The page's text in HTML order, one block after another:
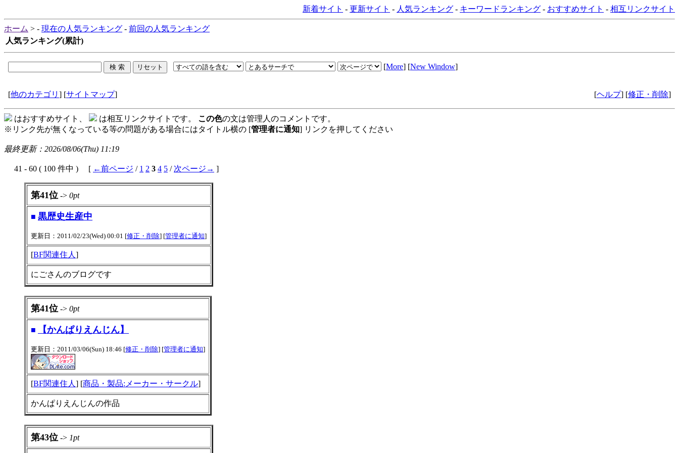
新着サイト - 更新サイト - 人気ランキング - キーワードランキング - おすすめサイト - 相互リンクサイト
ホーム > - 現在の人気ランキング - 前回の人気ランキング
人気ランキング(累計)
[More] [New Window]
[他のカテゴリ ] [サイトマップ] [ヘルプ] [修正・削除]
はおすすめサイト、 は相互リンクサイトです。 この色の文は管理人のコメントです。
※リンク先が無くなっている等の問題がある場合にはタイトル横の [管理者に通知] リンクを押してください
最終更新：2026/08/06(Thu) 11:19
41 - 60 ( 100 件中 ) [ ←前ページ / 1 2 3 4 5 / 次ページ→ ]
第41位 -> 0pt
■ 黒歴史生産中
更新日：2011/02/23(Wed) 00:01 [修正・削除] [管理者に通知]
[BF関連住人 ]
にごさんのブログです
第41位 -> 0pt
■ 【かんぱりえんじん】
更新日：2011/03/06(Sun) 18:46 [修正・削除] [管理者に通知]
[BF関連住人 ] [商品・製品:メーカー・サークル]
かんぱりえんじんの作品
第43位 -> 1pt